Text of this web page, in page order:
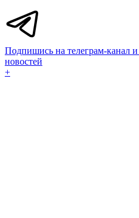
Подпишись на телеграм-канал и
новостей
+